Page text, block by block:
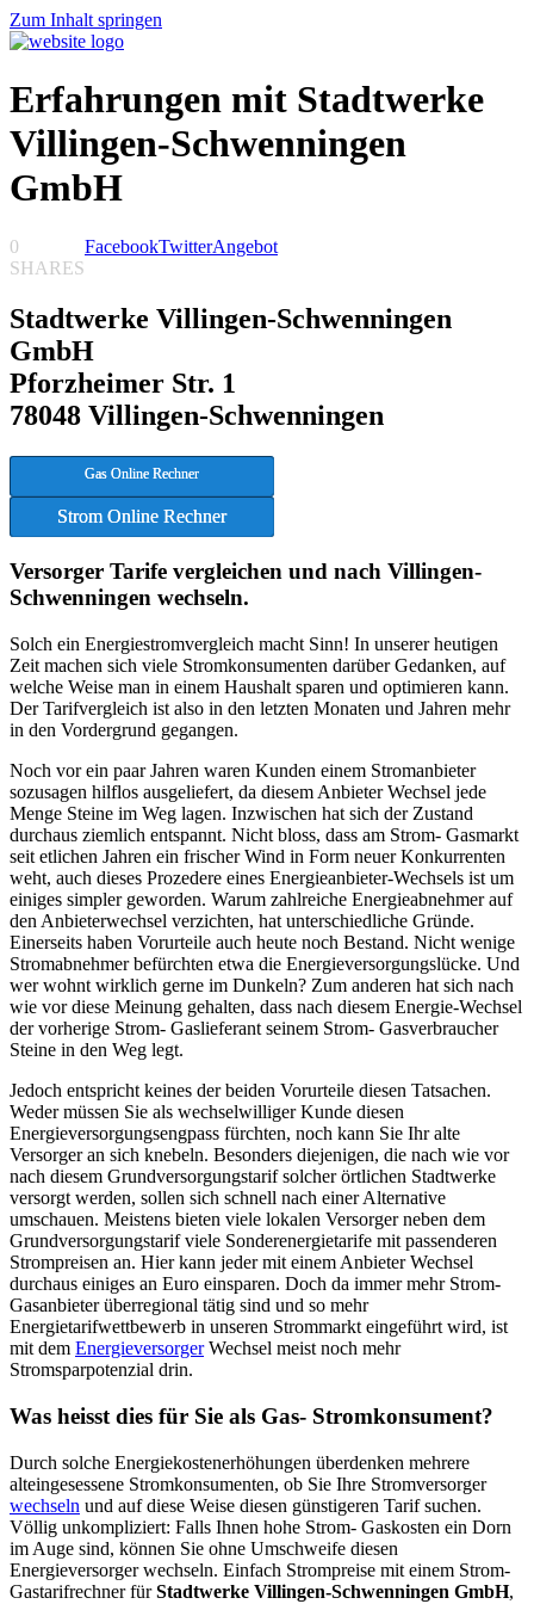
Zum Inhalt springen
Erfahrungen mit Stadtwerke
Villingen-Schwenningen
GmbH
0
SHARES
FacebookTwitterAngebot
Stadtwerke Villingen-Schwenningen
GmbH
Pforzheimer Str. 1
78048 Villingen-Schwenningen
Gas Online Rechner
Strom Online Rechner
Versorger Tarife vergleichen und nach Villingen-
Schwenningen wechseln.
Solch ein Energiestromvergleich macht Sinn! In unserer heutigen
Zeit machen sich viele Stromkonsumenten darüber Gedanken, auf
welche Weise man in einem Haushalt sparen und optimieren kann.
Der Tarifvergleich ist also in den letzten Monaten und Jahren mehr
in den Vordergrund gegangen.
Noch vor ein paar Jahren waren Kunden einem Stromanbieter
sozusagen hilflos ausgeliefert, da diesem Anbieter Wechsel jede
Menge Steine im Weg lagen. Inzwischen hat sich der Zustand
durchaus ziemlich entspannt. Nicht bloss, dass am Strom- Gasmarkt
seit etlichen Jahren ein frischer Wind in Form neuer Konkurrenten
weht, auch dieses Prozedere eines Energieanbieter-Wechsels ist um
einiges simpler geworden. Warum zahlreiche Energieabnehmer auf
den Anbieterwechsel verzichten, hat unterschiedliche Gründe.
Einerseits haben Vorurteile auch heute noch Bestand. Nicht wenige
Stromabnehmer befürchten etwa die Energieversorgungslücke. Und
wer wohnt wirklich gerne im Dunkeln? Zum anderen hat sich nach
wie vor diese Meinung gehalten, dass nach diesem Energie-Wechsel
der vorherige Strom- Gaslieferant seinem Strom- Gasverbraucher
Steine in den Weg legt.
Jedoch entspricht keines der beiden Vorurteile diesen Tatsachen.
Weder müssen Sie als wechselwilliger Kunde diesen
Energieversorgungsengpass fürchten, noch kann Sie Ihr alte
Versorger an sich knebeln. Besonders diejenigen, die nach wie vor
nach diesem Grundversorgungstarif solcher örtlichen Stadtwerke
versorgt werden, sollen sich schnell nach einer Alternative
umschauen. Meistens bieten viele lokalen Versorger neben dem
Grundversorgungstarif viele Sonderenergietarife mit passenderen
Strompreisen an. Hier kann jeder mit einem Anbieter Wechsel
durchaus einiges an Euro einsparen. Doch da immer mehr Strom-
Gasanbieter überregional tätig sind und so mehr
Energietarifwettbewerb in unseren Strommarkt eingeführt wird, ist
mit dem EnergieversorgerWechsel meist noch mehr
Stromsparpotenzial drin.
Was heisst dies für Sie als Gas- Stromkonsument?
Durch solche Energiekostenerhöhungen überdenken mehrere
alteingesessene Stromkonsumenten, ob Sie Ihre Stromversorger
wechseln und auf diese Weise diesen günstigeren Tarif suchen.
Völlig unkompliziert: Falls Ihnen hohe Strom- Gaskosten ein Dorn
im Auge sind, können Sie ohne Umschweife diesen
Energieversorger wechseln. Einfach Strompreise mit einem Strom-
Gastarifrechner fürStadtwerke Villingen-Schwenningen GmbH,